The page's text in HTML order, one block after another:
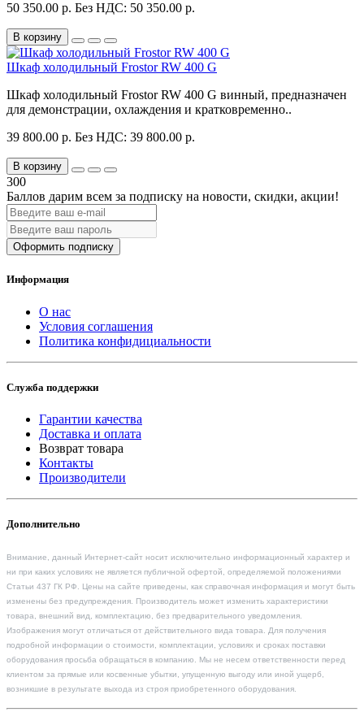
50 350.00 р. Без НДС: 50 350.00 р.
В корзину
Шкаф холодильный Frostor RW 400 G
Шкаф холодильный Frostor RW 400 G винный, предназначен
для демонстрации, охлаждения и кратковременно..
39 800.00 р. Без НДС: 39 800.00 р.
В корзину
300
Баллов дарим всем за подписку на новости, скидки, акции!
Оформить подписку
Информация
О нас
Условия соглашения
Политика конфидициальности
Служба поддержки
Гарантии качества
Доставка и оплата
Возврат товара
Контакты
Производители
Дополнительно
Внимание, данный Интернет-сайт носит исключительно информационный характер и
ни при каких условиях не является публичной офертой, определяемой положениями
Статьи 437 ГК РФ. Цены на сайте приведены, как справочная информация и могут быть
изменены без предупреждения. Производитель может изменить характеристики
товара, внешний вид, комплектацию, без предварительного уведомления.
Изображения могут отличаться от действительного вида товара. Для получения
подробной информации о стоимости, комплектации, условиях и сроках поставки
оборудования просьба обращаться в компанию. Мы не несем ответственности перед
клиентом за прямые или косвенные убытки, упущенную выгоду или иной ущерб,
возникшие в результате выхода из строя приобретенного оборудования.